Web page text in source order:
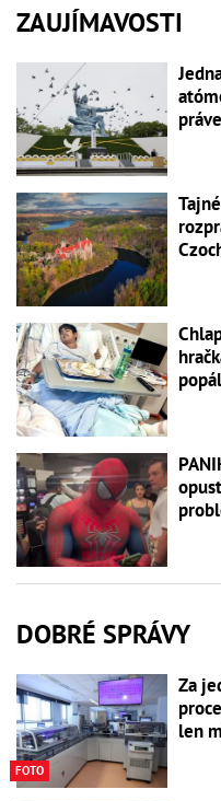
ZAUJÍMAVOSTI
DOBRÉ SPRÁVY
FOTO
Za
len